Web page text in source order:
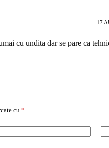
17
cu undita dar se pare ca
cu *